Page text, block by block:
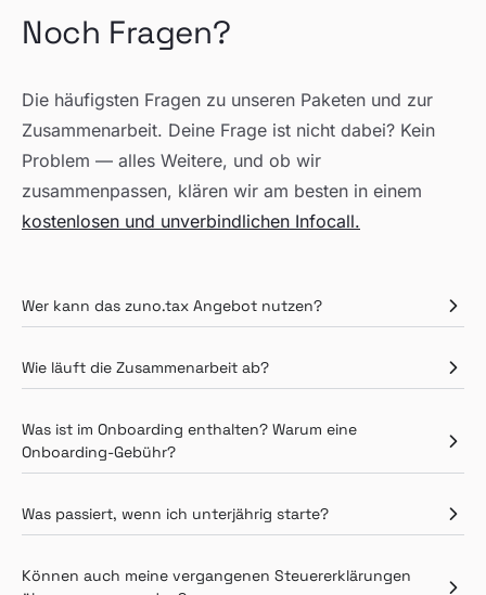
Noch Fragen?
Die häufigsten Fragen zu unseren Paketen und zur
Zusammenarbeit. Deine Frage ist nicht dabei? Kein
Problem — alles Weitere, und ob wir
zusammenpassen, klären wir am besten in einem
kostenlosen und unverbindlichen Infocall.
Wer kann das zuno.tax Angebot nutzen?
Wie läuft die Zusammenarbeit ab?
Was ist im Onboarding enthalten? Warum eine
Onboarding-Gebühr?
Was passiert, wenn ich unterjährig starte?
Können auch meine vergangenen Steuererklärungen